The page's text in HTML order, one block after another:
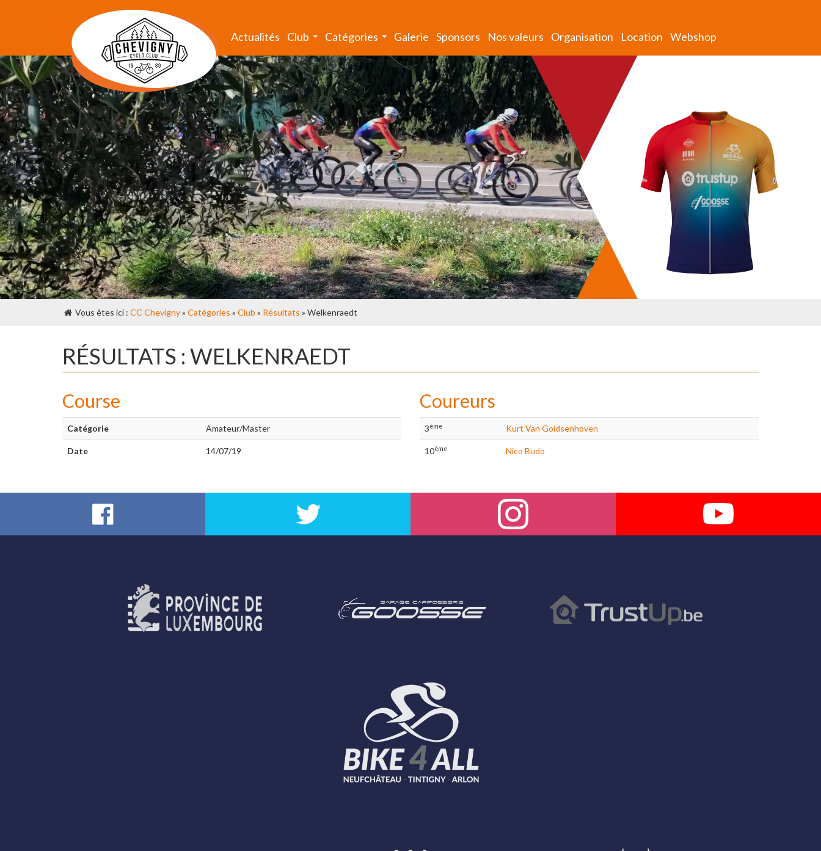
Actualités Club Catégories Galerie Sponsors Nos valeurs Organisation Location Webshop
Vous êtes ici : CC Chevigny» Catégories » Club » Résultats » Welkenraedt
RÉSULTATS : WELKENRAEDT
Course
Catégorie Amateur/Master
Date 14/07/19
Coureurs
3ème Kurt Van Goidsenhoven
10ème Nico Budo